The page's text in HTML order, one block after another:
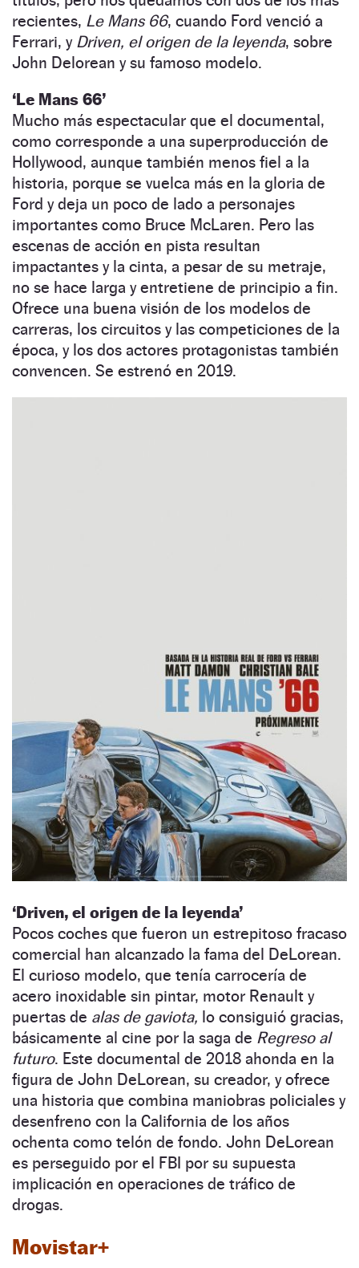
recientes, Le Mans 66, cuando Ford venció a
Ferrari, y Driven, el origen de la leyenda, sobre
John Delorean y su famoso modelo.
‘Le Mans 66’
Mucho más espectacular que el documental,
como corresponde a una superproducción de
Hollywood, aunque también menos fiel a la
historia, porque se vuelca más en la gloria de
Ford y deja un poco de lado a personajes
importantes como Bruce McLaren. Pero las
escenas de acción en pista resultan
impactantes y la cinta, a pesar de su metraje,
no se hace larga y entretiene de principio a fin.
Ofrece una buena visión de los modelos de
carreras, los circuitos y las competiciones de la
época, y los dos actores protagonistas también
convencen. Se estrenó en 2019.
‘Driven, el origen de la leyenda’
Pocos coches que fueron un estrepitoso fracaso
comercial han alcanzado la fama del DeLorean.
El curioso modelo, que tenía carrocería de
acero inoxidable sin pintar, motor Renault y
puertas de alas de gaviota, lo consiguió gracias,
básicamente al cine por la saga de Regreso al
futuro. Este documental de 2018 ahonda en la
figura de John DeLorean, su creador, y ofrece
una historia que combina maniobras policiales y
desenfreno con la California de los años
ochenta como telón de fondo. John DeLorean
es perseguido por el FBI por su supuesta
implicación en operaciones de tráfico de
drogas.
Movistar+